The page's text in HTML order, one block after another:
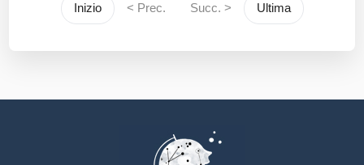
Inizio < Prec. Succ. > Ultima